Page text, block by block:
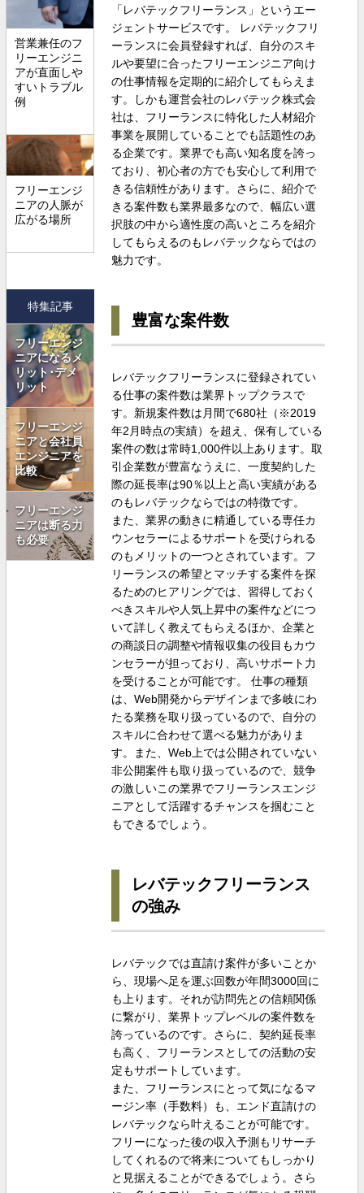
営業兼任のフ
リーエンジニ
アが直面しや
すいトラブル
例
フリーエンジ
ニアの人脈が
広がる場所
特集記事
フリーエンジ
ニアになるメ
リット･デメ
リット
フリーエンジ
ニアと会社員
エンジニアを
比較
フリーエンジ
ニアは断る力
も必要
「レバテックフリーランス」というエー
ジェントサービスです。 レバテックフリ
ーランスに会員登録すれば、自分のスキ
ルや要望に合ったフリーエンジニア向け
の仕事情報を定期的に紹介してもらえま
す。しかも運営会社のレバテック株式会
社は、フリーランスに特化した人材紹介
事業を展開していることでも話題性のあ
る企業です。業界でも高い知名度を誇っ
ており、初心者の方でも安心して利用で
きる信頼性があります。さらに、紹介で
きる案件数も業界最多なので、幅広い選
択肢の中から適性度の高いところを紹介
してもらえるのもレバテックならではの
魅力です。
豊富な案件数
レバテックフリーランスに登録されてい
る仕事の案件数は業界トップクラスで
す。新規案件数は月間で680社（※2019
年2月時点の実績）を超え、保有している
案件の数は常時1,000件以上あります。取
引企業数が豊富なうえに、一度契約した
際の延長率は90％以上と高い実績がある
のもレバテックならではの特徴です。
また、業界の動きに精通している専任カ
ウンセラーによるサポートを受けられる
のもメリットの一つとされています。フ
リーランスの希望とマッチする案件を探
るためのヒアリングでは、習得しておく
べきスキルや人気上昇中の案件などにつ
いて詳しく教えてもらえるほか、企業と
の商談日の調整や情報収集の役目もカウ
ンセラーが担っており、高いサポート力
を受けることが可能です。 仕事の種類
は、Web開発からデザインまで多岐にわ
たる業務を取り扱っているので、自分の
スキルに合わせて選べる魅力がありま
す。また、Web上では公開されていない
非公開案件も取り扱っているので、競争
の激しいこの業界でフリーランスエンジ
ニアとして活躍するチャンスを掴むこと
もできるでしょう。
レバテックフリーランス
の強み
レバテックでは直請け案件が多いことか
ら、現場へ足を運ぶ回数が年間3000回に
も上ります。それが訪問先との信頼関係
に繋がり、業界トップレベルの案件数を
誇っているのです。さらに、契約延長率
も高く、フリーランスとしての活動の安
定もサポートしています。
また、フリーランスにとって気になるマ
ージン率（手数料）も、エンド直請けの
レバテックなら叶えることが可能です。
フリーになった後の収入予測もリサーチ
してくれるので将来についてもしっかり
と見据えることができるでしょう。さら